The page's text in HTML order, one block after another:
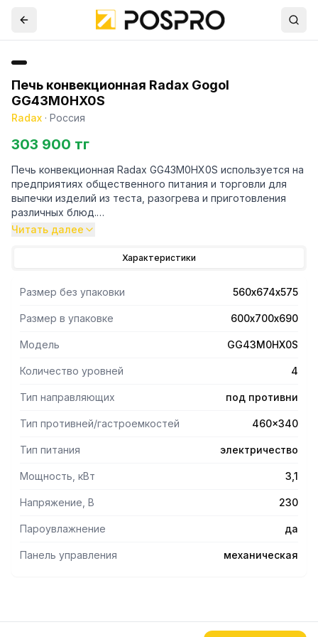
Печь конвекционная Radax Gogol
GG43M0HX0S
Radax · Россия
303 900 тг
Печь конвекционная Radax GG43M0HX0S используется на
предприятиях общественного питания и торговли для
выпечки изделий из теста, разогрева и приготовления
различных блюд.
Печь оснащена механической панелью управления,
нержавеющей стали. Имеется подсветка. Максимальная
Дверь открывается вниз.
Читать далее
Характеристики
Размер без упаковки 560х674х575
Размер в упаковке 600х700х690
Модель GG43M0HX0S
Количество уровней 4
Тип направляющих под противни
Тип противней/гастроемкостей 460x340
Тип питания электричество
Мощность, кВт 3,1
Напряжение, В 230
Пароувлажнение да
Панель управления механическая